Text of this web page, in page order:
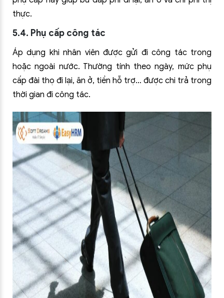
thực.
5.4. Phụ cấp công tác
Áp dụng khi nhân viên được gửi đi công tác trong
hoặc ngoài nước. Thường tính theo ngày, mức phụ
cấp đài thọ đi lại, ăn ở, tiền hỗ trợ… được chi trả trong
thời gian đi công tác.